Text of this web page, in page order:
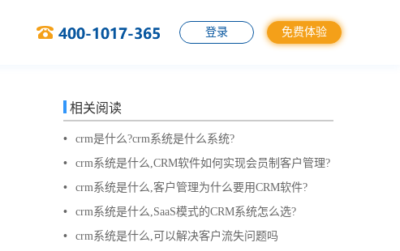
登录 免费体验
相关阅读
•
crm是什么?crm系统是什么系统?
•
crm系统是什么,CRM软件如何实现会员制客户管理?
•
crm系统是什么,客户管理为什么要用CRM软件?
•
crm系统是什么,SaaS模式的CRM系统怎么选?
•
crm系统是什么,可以解决客户流失问题吗